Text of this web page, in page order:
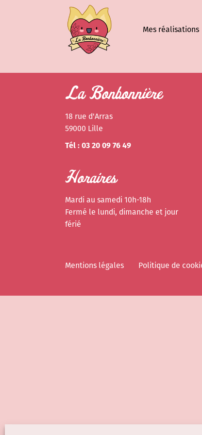
Mes réalisations
La Bonbonnière
18 rue d'Arras
59000 Lille
Tél : 03 20 09 76 49
Horaires
Mardi au samedi 10h-18h
Fermé le lundi, dimanche et jour
férié
Mentions légales Politique de